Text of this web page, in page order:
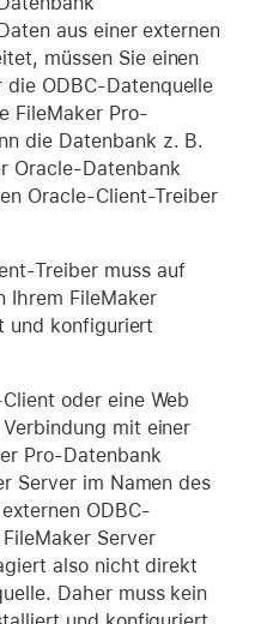
aus einer externen
müssen Sie einen
ODBC-Datenquelle
FileMaker Pro-
die Datenbank z. B.
Oracle-Datenbank
Oracle-Client-Treiber
Treiber muss auf
Ihrem FileMaker
und konfiguriert
oder eine Web
mit einer
Pro-Datenbank
Server im Namen des
ODBC-
Server
also nicht direkt
Daher muss kein